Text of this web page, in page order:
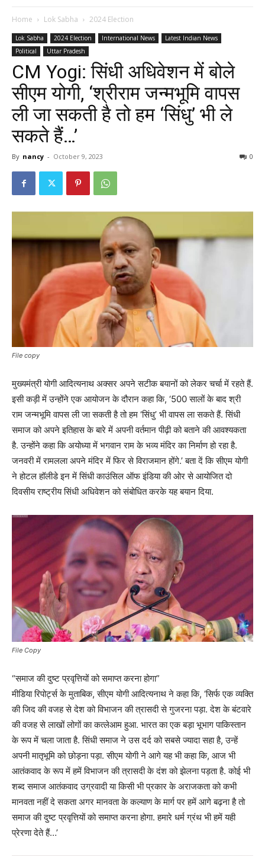
Home Lok Sabha 2024 Election
Lok Sabha 2024 Election International News
Latest Indian News
Political
Uttar Pradesh
CM Yogi: सिंधी अधिवेशन में बोले
सीएम योगी, ‘श्रीराम जन्मभूमि वापस
ली जा सकती है तो हम ‘सिंधु’ भी ले
सकते हैं…’
By nancy - October 9, 2023 0
File copy
मुख्यमंत्री योगी आदित्यनाथ अक्सर अपने सटीक बयानों को लेकर चर्चा में रहते हैं.
इसी कड़ी में उन्होंने एक आयोजन के दौरान कहा कि, ‘500 सालों के बाद श्री
राम जन्मभूमि वापस ली जा सकती है तो हम ‘सिंधु’ भी वापस ला सकते हैं. सिंधी
समाज को अपने इतिहास के बारे में अपनी वर्तमान पीढ़ी को बताने की आवश्यकता
है. उन्होंने कहा कि अयोध्या में भगवान राम के भव्य मंदिर का निर्माण हो रहा है.
जनवरी में रामलला अपने मंदिर में फिर से विराजमान होंगे.’ बता दें कि सीएम योगी
ने होटल हॉलीडे इन में सिंधी काउंसिल ऑफ इंडिया की ओर से आयोजित दो
दिवसीय राष्ट्रीय सिंधी अधिवेशन को संबोधित करके यह बयान दिया.
File Copy
“समाज की दुष्ट प्रवृत्तियों को समाप्त करना होगा”
मीडिया रिपोर्ट्स के मुताबिक, सीएम योगी आदित्यनाथ ने कहा कि, ‘सिर्फ एक व्यक्ति
की जिद की वजह से देश को विभाजन की त्रासदी से गुजरना पड़ा. देश के बंटवारे
की वजह से लाखों लोगों का कत्लेआम हुआ. भारत का एक बड़ा भूभाग पाकिस्तान
के रूप में चला जाता है. सिंधी समाज ने उस दर्द को सबसे ज्यादा सहा है, उन्हें
अपनी मातृभूमि को छोड़ना पड़ा. सीएम योगी ने आगे यह भी कहा कि, आज भी
आतंकवाद के रूप में हमें विभाजन की त्रासदी के दंश को झेलना पड़ता है. कोई भी
शब्द समाज आतंकवाद उग्रवादी या किसी भी प्रकार के अराजकता को कभी
मानवता नहीं दे सकता अगर मानवता के कल्याण के मार्ग पर हमें आगे बढ़ना है तो
समाज की दुष्ट प्रवृत्तियों को समाप्त करना होगा. हमारे धर्म ग्रंथ भी हमें यही
प्रेरणा देते हैं…’